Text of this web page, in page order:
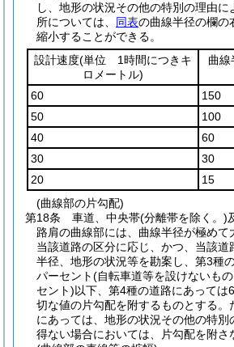
し、地形の状況その他の特別の理由
所については、 同表の曲線半径の欄の
縮小することができる。
設計速度(単位 1時間につきキ
ロメートル)
曲線
60
150
50
100
40
60
30
30
20
15
(曲線部の片勾配)
第18条
車道、中央帯(分離帯を除く。)
路肩の曲線部には、曲線半径が極めて
当該道路の区分に応じ、かつ、当該道
半径、地形の状況等を勘案し、第3種
パーセント(自転車道等を設けないも
セント)以下、第4種の道路にあっては
切な値の片勾配を附するものとする。
にあっては、地形の状況その他の特別
得ない場合においては、片勾配を附さ